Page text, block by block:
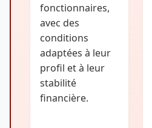
fonctionnaires,
avec des
conditions
adaptées à leur
profil et à leur
stabilité
financière.